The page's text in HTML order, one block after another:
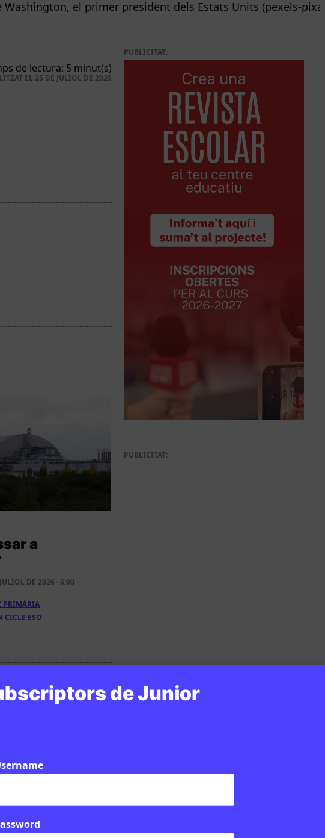
Washington, el primer president dels Estats Units (pexels-
de lectura: 5 minut(s)
EL 25 DE JULIOL DE 2025
de Junior
a
DE 2026 · 6:00
PRIMÀRIA
CICLE ESO
PUBLICITAT:
PUBLICITAT: